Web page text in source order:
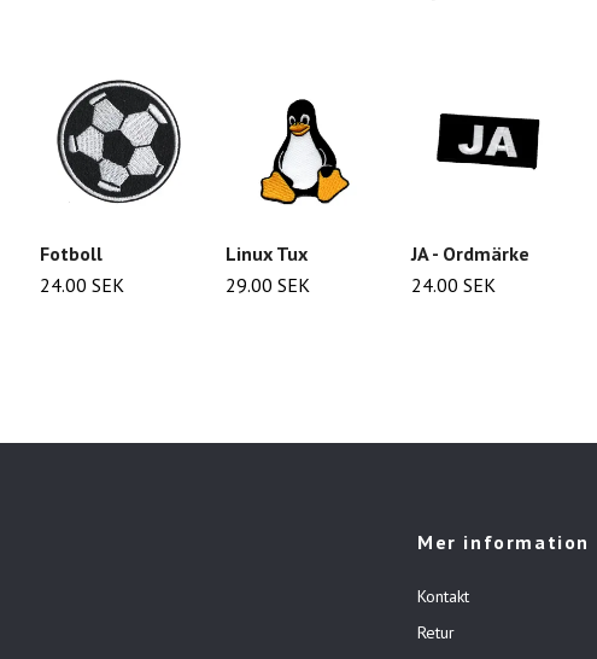
Fotboll
24.00 SEK
Linux Tux
29.00 SEK
JA - Ordmärke
24.00 SEK
Mer information
Kontakt
Retur